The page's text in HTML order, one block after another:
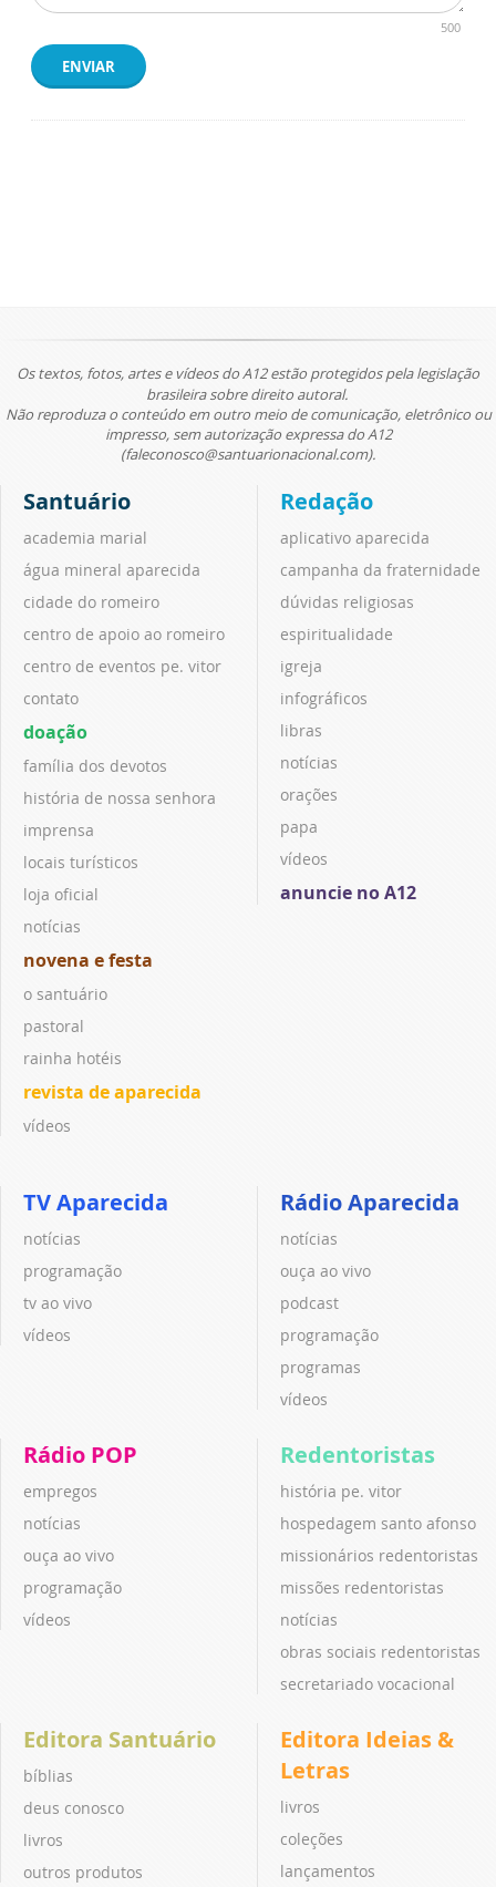
500
ENVIAR
Os textos, fotos, artes e vídeos do A12 estão protegidos pela legislação
brasileira sobre direito autoral.
Não reproduza o conteúdo em outro meio de comunicação, eletrônico ou
impresso, sem autorização expressa do A12
(faleconosco@santuarionacional.com).
Santuário
academia marial
água mineral aparecida
cidade do romeiro
centro de apoio ao romeiro
centro de eventos pe. vitor
contato
doação
família dos devotos
história de nossa senhora
imprensa
locais turísticos
loja oficial
notícias
novena e festa
o santuário
pastoral
rainha hotéis
revista de aparecida
vídeos
Redação
aplicativo aparecida
campanha da fraternidade
dúvidas religiosas
espiritualidade
igreja
infográficos
libras
notícias
orações
papa
vídeos
anuncie no A12
TV Aparecida
notícias
programação
tv ao vivo
vídeos
Rádio Aparecida
notícias
ouça ao vivo
podcast
programação
programas
vídeos
Rádio POP
empregos
notícias
ouça ao vivo
programação
vídeos
Redentoristas
história pe. vitor
hospedagem santo afonso
missionários redentoristas
missões redentoristas
notícias
obras sociais redentoristas
secretariado vocacional
Editora Santuário
bíblias
deus conosco
livros
outros produtos
Editora Ideias &
Letras
livros
coleções
lançamentos